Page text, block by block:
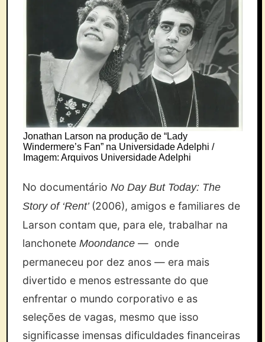
Jonathan Larson na produção de “Lady
Windermere’s Fan” na Universidade Adelphi /
Imagem: Arquivos Universidade Adelphi
No documentárioNo Day But Today: The
Story of ‘Rent’ (2006), amigos e familiares de
Larson contam que, para ele, trabalhar na
lanchoneteMoondance— onde
permaneceu por dez anos — era mais
divertido e menos estressante do que
enfrentar o mundo corporativo e as
seleções de vagas, mesmo que isso
significasse imensas dificuldades financeiras